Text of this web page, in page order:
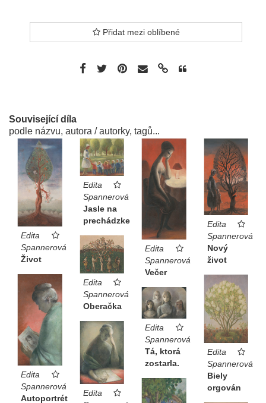
Přidat mezi oblíbené
Související díla
podle názvu, autora / autorky, tagů...
Edita
Spannerová
Život
Edita
Spannerová
Jasle na
prechádzke
Edita
Spannerová
Večer
Edita
Spannerová
Nový
život
Edita
Spannerová
Oberačka
Edita
Spannerová
Autoportrét
Edita
Spannerová
Biely
orgován
Edita
Spannerová
Tá, ktorá
zostarla.
Edita